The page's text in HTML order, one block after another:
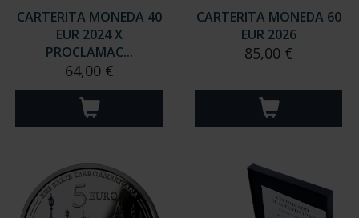
CARTERITA MONEDA 40
EUR 2024 X
PROCLAMAC...
64,00 €
CARTERITA MONEDA 60
EUR 2026
85,00 €